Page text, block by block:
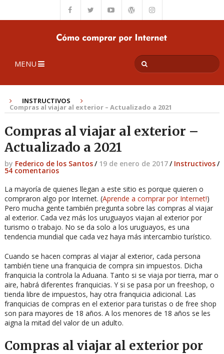
MENU
INSTRUCTIVOS
Compras al viajar al exterior – Actualizado a 2021
Compras al viajar al exterior –
Actualizado a 2021
by Federico de los Santos/ 19 de enero de 2017/ Instructivos/
54 comentarios
La mayoría de quienes llegan a este sitio es porque quieren o
compraron algo por Internet. (Aprende a comprar por Internet!)
Pero mucha gente también pregunta sobre las compras al viajar
al exterior. Cada vez más los uruguayos viajan al exterior por
turismo o trabajo. No se da solo a los uruguayos, es una
tendencia mundial que cada vez haya más intercambio turístico.
Cuando se hacen compras al viajar al exterior, cada persona
también tiene una franquicia de compra sin impuestos. Dicha
franquicia la controla la Aduana. Tanto si se viaja por tierra, mar o
aire, habrá diferentes franquicias. Y si se pasa por un freeshop, o
tienda libre de impuestos, hay otra franquicia adicional. Las
franquicias de compras en el exterior para turistas o de free shop
son para mayores de 18 años. A los menores de 18 años se les
aigna la mitad del valor de un adulto.
Compras al viajar al exterior por